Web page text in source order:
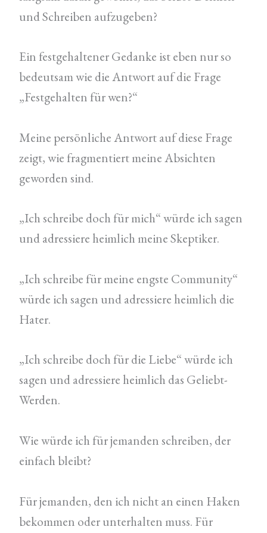
und Schreiben aufzugeben?
Ein festgehaltener Gedanke ist eben nur so
bedeutsam wie die Antwort auf die Frage
„Festgehalten für wen?“
Meine persönliche Antwort auf diese Frage
zeigt, wie fragmentiert meine Absichten
geworden sind.
„Ich schreibe doch für mich“ würde ich sagen
und adressiere heimlich meine Skeptiker.
„Ich schreibe für meine engste Community“
würde ich sagen und adressiere heimlich die
Hater.
„Ich schreibe doch für die Liebe“ würde ich
sagen und adressiere heimlich das Geliebt-
Werden.
Wie würde ich für jemanden schreiben, der
einfach bleibt?
Für jemanden, den ich nicht an einen Haken
bekommen oder unterhalten muss. Für